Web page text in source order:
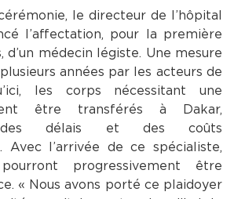
le directeur de l’hôpital
l’affectation, pour la première
d’un médecin légiste. Une mesure
années par les acteurs de
les corps nécessitant une
être transférés à Dakar,
des délais et des coûts
Avec l’arrivée de ce spécialiste,
progressivement être
« Nous avons porté ce plaidoyer